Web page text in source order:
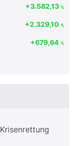
+3.582,13 %
+2.329,10 %
+679,64 %